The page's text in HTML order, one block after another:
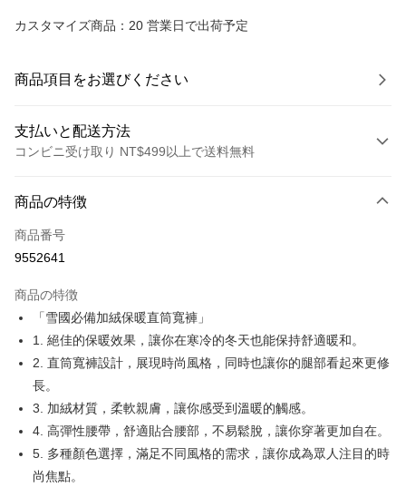
カスタマイズ商品：20 営業日で出荷予定
商品項目をお選びください
支払いと配送方法
コンビニ受け取り NT$499以上で送料無料
クレジットカード1回払い
コンビニ店頭代金引換
Apple Pay
JKOPAY
Easy Wallet
Google Pay
Plus Pay
OP Pay Later
商品の特徴
商品番号
9552641
商品の特徴
「雪國必備加絨保暖直筒寬褲」
1. 絕佳的保暖效果，讓你在寒冷的冬天也能保持舒適暖和。
2. 直筒寬褲設計，展現時尚風格，同時也讓你的腿部看起來更修
長。
3. 加絨材質，柔軟親膚，讓你感受到溫暖的觸感。
4. 高彈性腰帶，舒適貼合腰部，不易鬆脫，讓你穿著更加自在。
5. 多種顏色選擇，滿足不同風格的需求，讓你成為眾人注目的時
尚焦點。